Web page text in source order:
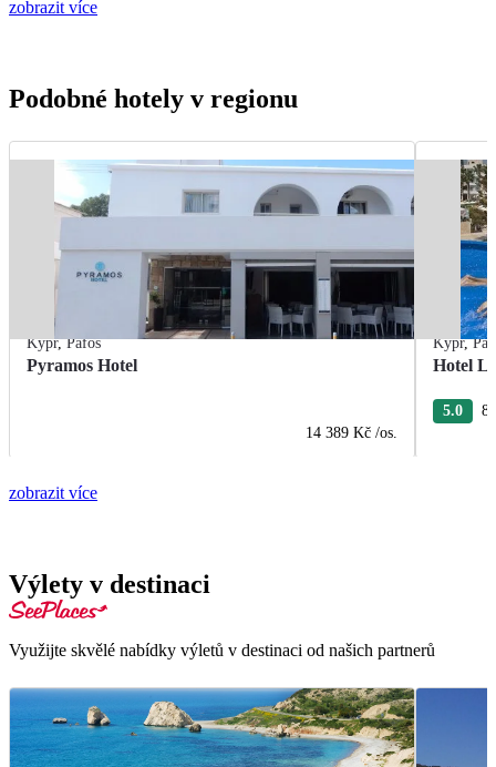
zobrazit více
Podobné hotely v regionu
Kypr,Pafos
Pyramos Hotel
14 389 Kč /os.
Kypr,
Hotel
5.0 8
zobrazit více
Výlety v destinaci
Využijte skvělé nabídky výletů v destinaci od našich partnerů